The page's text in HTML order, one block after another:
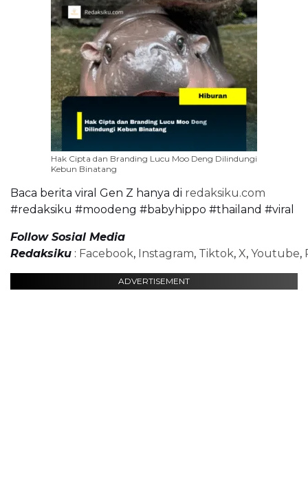
Hak Cipta dan Branding Lucu Moo Deng Dilindungi
Kebun Binatang
Baca berita viral Gen Z hanya di redaksiku.com
#redaksiku #moodeng #babyhippo #thailand #viral
Follow Sosial Media
Redaksiku : Facebook, Instagram, Tiktok, X, Youtube,
ADVERTISEMENT